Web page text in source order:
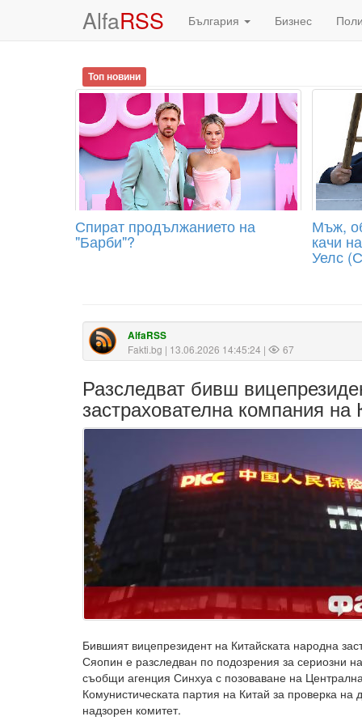
AlfaRSS България Бизнес
Топ новини
Спират продължанието на
"Барби"?
Мъж,
качи
Уелс
AlfaRSS
Fakti.bg | 13.06.2026 14:45:24 | 67
Разследват бивш
застрахователна компания на
Бившият вицепрезидент на Китайската народна
Сяопин е разследван по подозрения за сериозни
съобщи агенция Синхуа с позоваване на
Комунистическата партия на Китай за проверка
надзорен комитет.